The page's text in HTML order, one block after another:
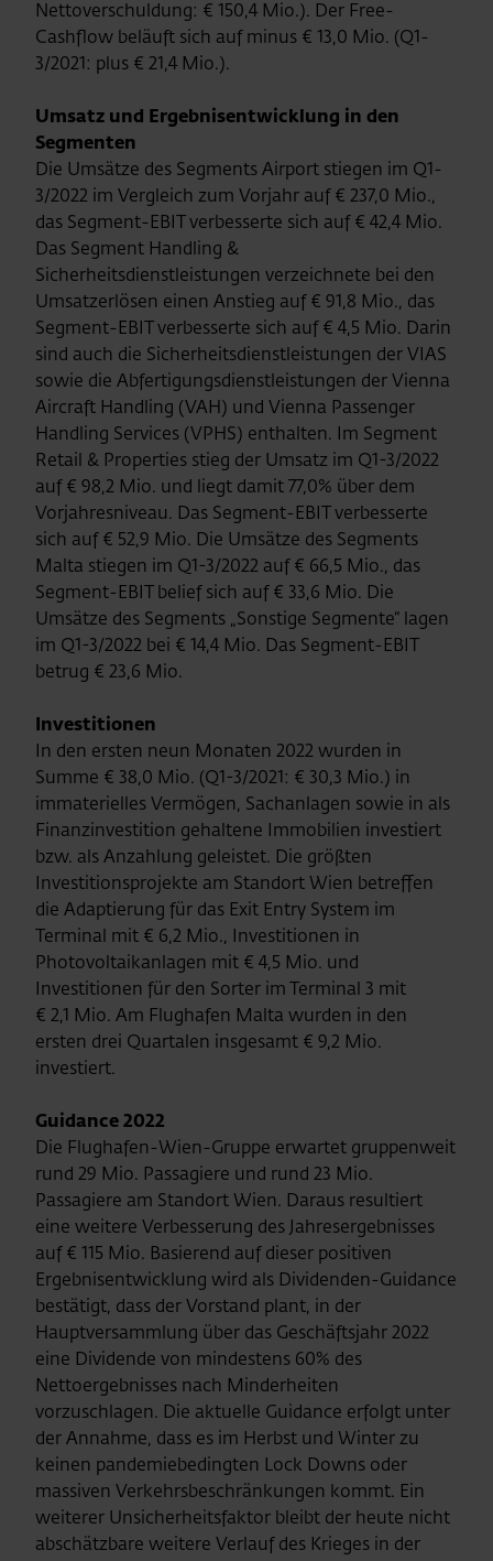
Nettoverschuldung: € 150,4 Mio.). Der Free-
Cashflow beläuft sich auf minus € 13,0 Mio. (Q1-
3/2021: plus € 21,4 Mio.).
Umsatz und Ergebnisentwicklung in den
Segmenten
Die Umsätze des Segments Airport stiegen im Q1-
3/2022 im Vergleich zum Vorjahr auf € 237,0 Mio.,
das Segment-EBIT verbesserte sich auf € 42,4 Mio.
Das Segment Handling &
Sicherheitsdienstleistungen verzeichnete bei den
Umsatzerlösen einen Anstieg auf € 91,8 Mio., das
Segment-EBIT verbesserte sich auf € 4,5 Mio. Darin
sind auch die Sicherheitsdienstleistungen der VIAS
sowie die Abfertigungsdienstleistungen der Vienna
Aircraft Handling (VAH) und Vienna Passenger
Handling Services (VPHS) enthalten. Im Segment
Retail & Properties stieg der Umsatz im Q1-3/2022
auf € 98,2 Mio. und liegt damit 77,0% über dem
Vorjahresniveau. Das Segment-EBIT verbesserte
sich auf € 52,9 Mio. Die Umsätze des Segments
Malta stiegen im Q1-3/2022 auf € 66,5 Mio., das
Segment-EBIT belief sich auf € 33,6 Mio. Die
Umsätze des Segments „Sonstige Segmente“ lagen
im Q1-3/2022 bei € 14,4 Mio. Das Segment-EBIT
betrug € 23,6 Mio.
Investitionen
In den ersten neun Monaten 2022 wurden in
Summe € 38,0 Mio. (Q1-3/2021: € 30,3 Mio.) in
immaterielles Vermögen, Sachanlagen sowie in als
Finanzinvestition gehaltene Immobilien investiert
bzw. als Anzahlung geleistet. Die größten
Investitionsprojekte am Standort Wien betreffen
die Adaptierung für das Exit Entry System im
Terminal mit € 6,2 Mio., Investitionen in
Photovoltaikanlagen mit € 4,5 Mio. und
Investitionen für den Sorter im Terminal 3 mit
€ 2,1 Mio. Am Flughafen Malta wurden in den
ersten drei Quartalen insgesamt € 9,2 Mio.
investiert.
Guidance 2022
Die Flughafen-Wien-Gruppe erwartet gruppenweit
rund 29 Mio. Passagiere und rund 23 Mio.
Passagiere am Standort Wien. Daraus resultiert
eine weitere Verbesserung des Jahresergebnisses
auf € 115 Mio. Basierend auf dieser positiven
Ergebnisentwicklung wird als Dividenden-Guidance
bestätigt, dass der Vorstand plant, in der
Hauptversammlung über das Geschäftsjahr 2022
eine Dividende von mindestens 60% des
Nettoergebnisses nach Minderheiten
vorzuschlagen. Die aktuelle Guidance erfolgt unter
der Annahme, dass es im Herbst und Winter zu
keinen pandemiebedingten Lock Downs oder
massiven Verkehrsbeschränkungen kommt. Ein
weiterer Unsicherheitsfaktor bleibt der heute nicht
abschätzbare weitere Verlauf des Krieges in der